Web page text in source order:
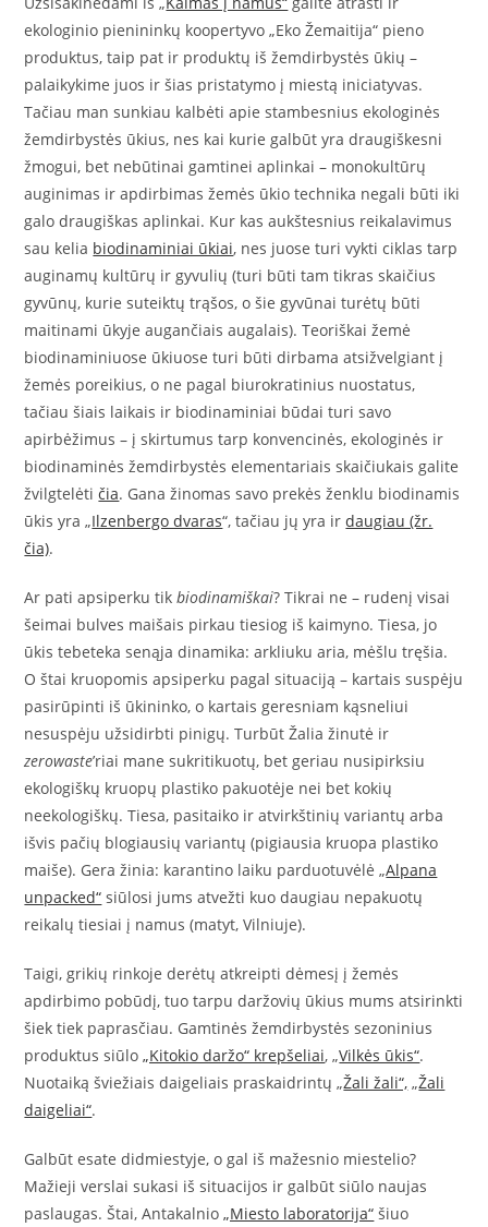
ekologinio pienininkų koopertyvo „Eko Žemaitija“ pieno
produktus, taip pat ir produktų iš žemdirbystės ūkių –
palaikykime juos ir šias pristatymo į miestą iniciatyvas.
Tačiau man sunkiau kalbėti apie stambesnius ekologinės
žemdirbystės ūkius, nes kai kurie galbūt yra draugiškesni
žmogui, bet nebūtinai gamtinei aplinkai – monokultūrų
auginimas ir apdirbimas žemės ūkio technika negali būti iki
galo draugiškas aplinkai. Kur kas aukštesnius reikalavimus
sau kelia biodinaminiai ūkiai, nes juose turi vykti ciklas tarp
auginamų kultūrų ir gyvulių (turi būti tam tikras skaičius
gyvūnų, kurie suteiktų trąšos, o šie gyvūnai turėtų būti
maitinami ūkyje augančiais augalais). Teoriškai žemė
biodinaminiuose ūkiuose turi būti dirbama atsižvelgiant į
žemės poreikius, o ne pagal biurokratinius nuostatus,
tačiau šiais laikais ir biodinaminiai būdai turi savo
apirbėžimus – į skirtumus tarp konvencinės, ekologinės ir
biodinaminės žemdirbystės elementariais skaičiukais galite
žvilgtelėtičia. Gana žinomas savo prekės ženklu biodinamis
ūkis yra „Ilzenbergo dvaras“, tačiau jų yra irdaugiau (žr.
čia).
Ar pati apsiperku tikbiodinamiškai? Tikrai ne – rudenį visai
šeimai bulves maišais pirkau tiesiog iš kaimyno. Tiesa, jo
ūkis tebeteka senąja dinamika: arkliuku aria, mėšlu tręšia.
O štai kruopomis apsiperku pagal situaciją – kartais suspėju
pasirūpinti iš ūkininko, o kartais geresniam kąsneliui
nesuspėju užsidirbti pinigų. Turbūt Žalia žinutė ir
zerowaste’riai mane sukritikuotų, bet geriau nusipirksiu
ekologiškų kruopų plastiko pakuotėje nei bet kokių
neekologiškų. Tiesa, pasitaiko ir atvirkštinių variantų arba
išvis pačių blogiausių variantų (pigiausia kruopa plastiko
maiše). Gera žinia: karantino laiku parduotuvėlė „Alpana
unpacked“ siūlosi jums atvežti kuo daugiau nepakuotų
reikalų tiesiai į namus (matyt, Vilniuje).
Taigi, grikių rinkoje derėtų atkreipti dėmesį į žemės
apdirbimo pobūdį, tuo tarpu daržovių ūkius mums atsirinkti
šiek tiek paprasčiau. Gamtinės žemdirbystės sezoninius
produktus siūlo„Kitokio daržo“ krepšeliai, „Vilkės ūkis“.
Nuotaiką šviežiais daigeliais praskaidrintų „Žali žali“, „Žali
daigeliai“.
Galbūt esate didmiestyje, o gal iš mažesnio miestelio?
Mažieji verslai sukasi iš situacijos ir galbūt siūlo naujas
paslaugas. Štai, Antakalnio„Miesto laboratorija“ šiuo